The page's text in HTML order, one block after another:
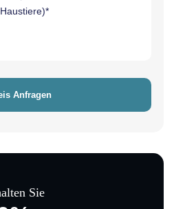
Sie